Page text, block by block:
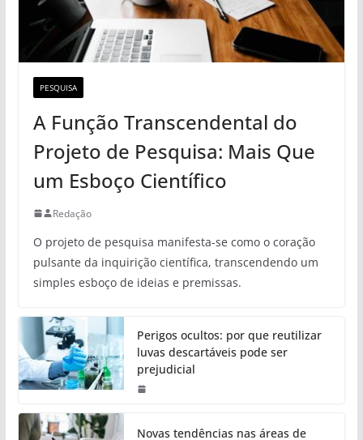
PESQUISA
A Função Transcendental do
Projeto de Pesquisa: Mais Que
um Esboço Científico
Redação
O projeto de pesquisa manifesta-se como o coração
pulsante da inquirição científica, transcendendo um
simples esboço de ideias e premissas.
Perigos ocultos: por que reutilizar
luvas descartáveis pode ser
prejudicial
Novas tendências nas áreas de